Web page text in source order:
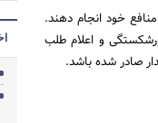
جستجوخود انجام دهند.
و اعلام طلب
صادر شده باشد.